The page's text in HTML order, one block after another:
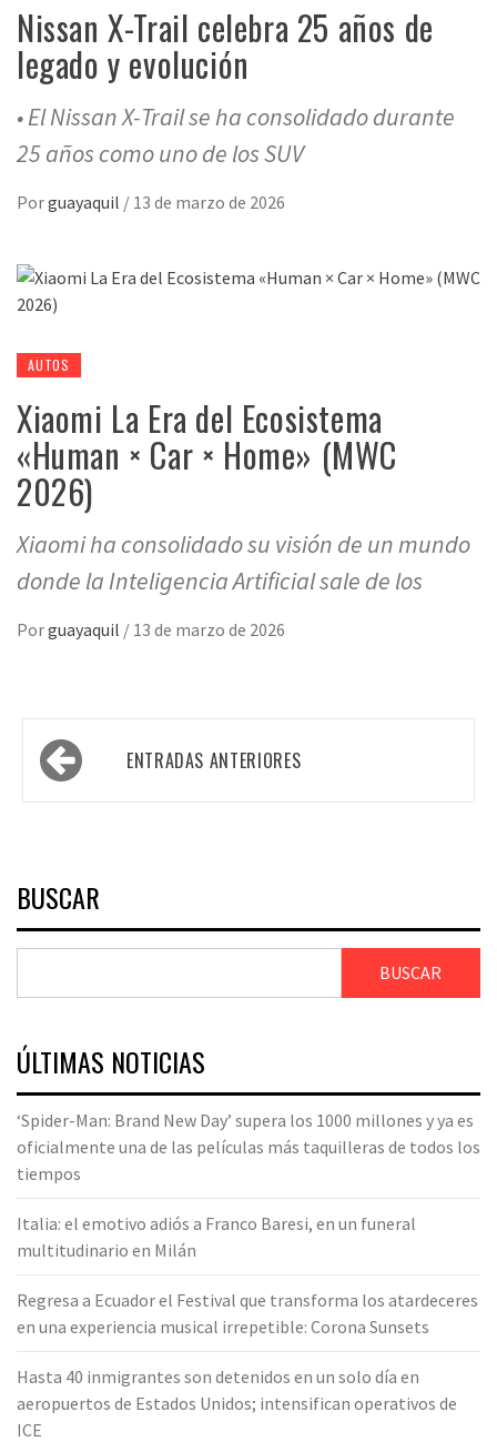
Nissan X-Trail celebra 25 años de
legado y evolución
• El Nissan X-Trail se ha consolidado durante
25 años como uno de los SUV
Porguayaquil / 13 de marzo de 2026
AUTOS
Xiaomi La Era del Ecosistema
«Human × Car × Home» (MWC
2026)
Xiaomi ha consolidado su visión de un mundo
donde la Inteligencia Artificial sale de los
Porguayaquil / 13 de marzo de 2026
Navegación
de ENTRADAS ANTERIORES
BUSCAR
BUSCAR
ÚLTIMAS NOTICIAS
‘Spider-Man: Brand New Day’ supera los 1000 millones y ya es
oficialmente una de las películas más taquilleras de todos los
tiempos
Italia: el emotivo adiós a Franco Baresi, en un funeral
multitudinario en Milán
Regresa a Ecuador el Festival que transforma los atardeceres
en una experiencia musical irrepetible: Corona Sunsets
Hasta 40 inmigrantes son detenidos en un solo día en
aeropuertos de Estados Unidos; intensifican operativos de
ICE